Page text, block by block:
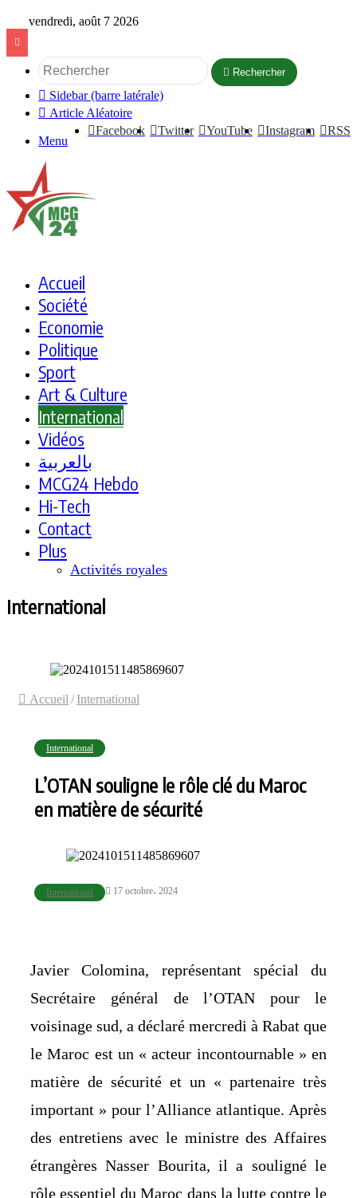
vendredi, août 7 2026
Rechercher
Sidebar (barre latérale)
Article Aléatoire
RSS
Instagram
YouTube
Twitter
Facebook
Menu
Accueil
Société
Economie
Politique
Sport
Art & Culture
International
Vidéos
بالعربية
MCG24 Hebdo
Hi-Tech
Contact
Plus
Activités royales
International
Accueil / International
International
L’OTAN souligne le rôle clé du Maroc
en matière de sécurité
International 17 octobre، 2024
Javier Colomina, représentant spécial du
Secrétaire général de l’OTAN pour le
voisinage sud, a déclaré mercredi à Rabat que
le Maroc est un « acteur incontournable » en
matière de sécurité et un « partenaire très
important » pour l’Alliance atlantique. Après
des entretiens avec le ministre des Affaires
étrangères Nasser Bourita, il a souligné le
rôle essentiel du Maroc dans la lutte contre le